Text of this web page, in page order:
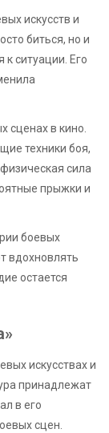
искусств и
биться, но и
к ситуации. Его
сценах в кино.
техники боя,
сила
прыжки и
боевых
вдохновлять
остается
искусствах и
принадлежат
в его
сцен.